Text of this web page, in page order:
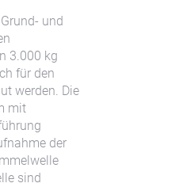
und
3.000 kg
für den
werden. Die
mit
der
sind